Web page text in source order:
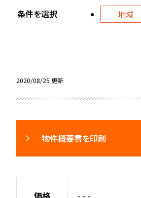
条件を選択 地域
2020/08/25 更新
物件概要書を印刷
価格 - - -